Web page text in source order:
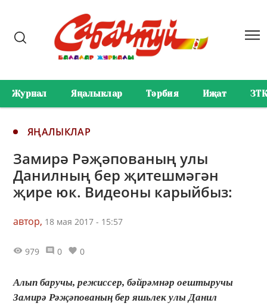
Журнал Яңалыклар Тәрбия Иҗат ЗТК
ЯҢАЛЫКЛАР
Замирә Рәҗәпованың улы
Данилның бер җитешмәгән
җире юк. Видеоны карыйбыз:
автор, 18 мая 2017 - 15:57
979 0 0
Алып баручы, режиссер, бәйрәмнәр оештыручы
Замирә Рәҗәпованың бер яшьлек улы Данил